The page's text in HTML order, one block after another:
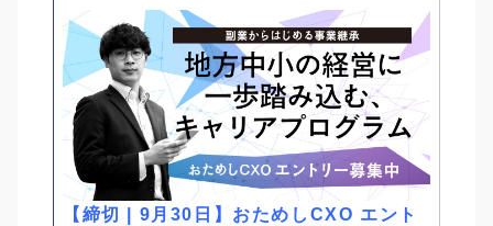
【締切 | 9月30日】おためしCXO エント